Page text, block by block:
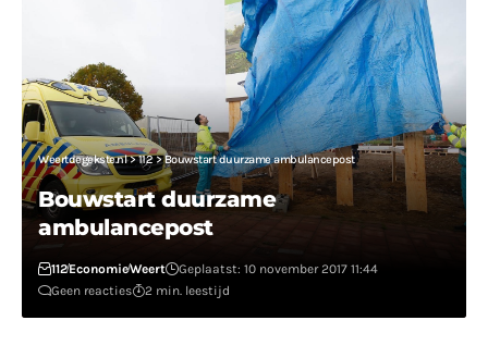
Weertdegekste.nl>112>Bouwstart duurzame ambulancepost
Bouwstart duurzame
ambulancepost
112EconomieWeert
Geplaatst: 10 november 2017 11:44
Geen reacties
2 min. leestijd